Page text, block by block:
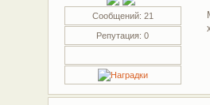
Сообщений: 21
Репутация: 0